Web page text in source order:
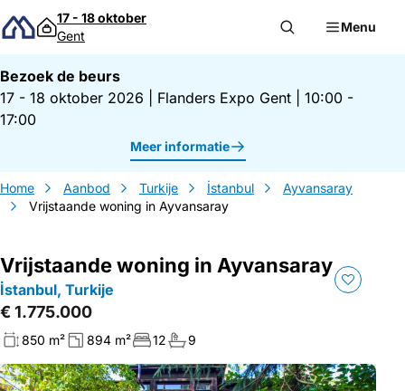
Direct naar inhoud
17 - 18 oktober
Gent
Menu
Bezoek de beurs
17 - 18 oktober 2026
Flanders Expo Gent
10:00 -
17:00
Meer informatie
Home Aanbod Turkije İstanbul
Ayvansaray
Vrijstaande woning in Ayvansaray
Vrijstaande woning in Ayvansaray
İstanbul, Turkije
€ 1.775.000
850 m² 894 m² 12 9